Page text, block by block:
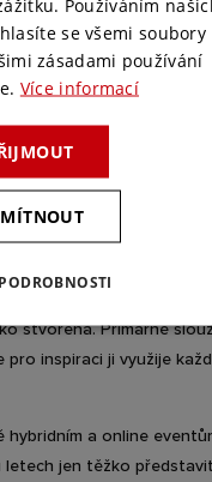
prosince,
ve světě eventů
jak největší novinky v
stvořená. Primárně
inspiraci ji využije
hybridním a online
jen těžko
se všemi soubory
zásadami používání
Více informací